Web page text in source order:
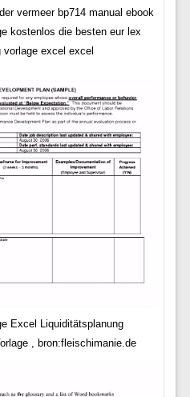
vermeer bp714 manual ebook
kostenlos die besten eur lex
excel excel
Excel Liquiditätsplanung
, bron:fleischimanie.de